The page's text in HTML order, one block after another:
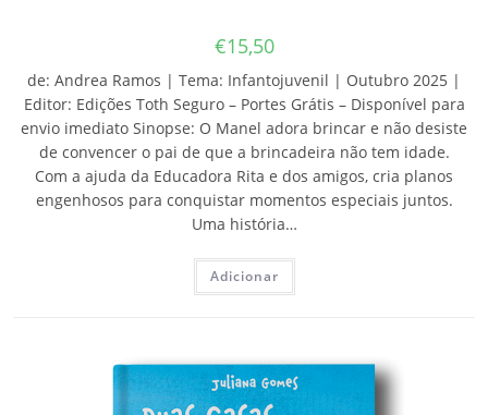
€15,50
de: Andrea Ramos | Tema: Infantojuvenil | Outubro 2025 |
Editor: Edições Toth Seguro – Portes Grátis – Disponível para
envio imediato Sinopse: O Manel adora brincar e não desiste
de convencer o pai de que a brincadeira não tem idade.
Com a ajuda da Educadora Rita e dos amigos, cria planos
engenhosos para conquistar momentos especiais juntos.
Uma história…
Adicionar